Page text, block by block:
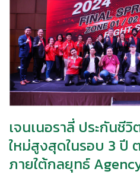
เจนเนอราลี่ ประกันชี
ใหม่สูงสุดในรอบ 3 ปี
ภายใต้กลยุทธ์